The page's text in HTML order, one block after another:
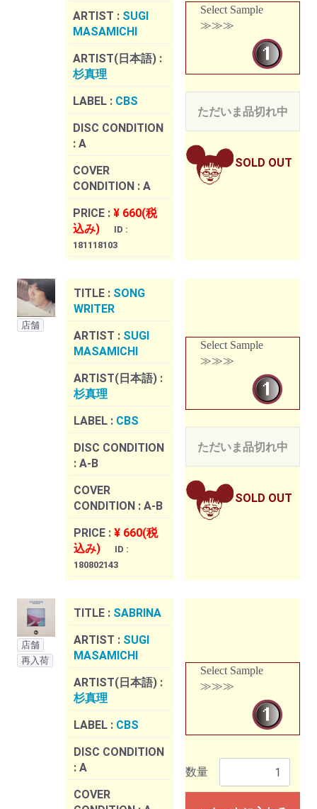
ARTIST : SUGI
MASAMICHI
ARTIST(日本語) :
杉真理
LABEL : CBS
DISC CONDITION
: A
COVER
CONDITION : A
PRICE : ¥ 660(税
込み)
ID :
181118103
Select Sample
≫≫≫
ただいま品切れ中
SOLD OUT
店舗
TITLE : SONG
WRITER
ARTIST : SUGI
MASAMICHI
ARTIST(日本語) :
杉真理
LABEL : CBS
DISC CONDITION
: A-B
COVER
CONDITION : A-B
PRICE : ¥ 660(税
込み)
ID :
180802143
Select Sample
≫≫≫
ただいま品切れ中
SOLD OUT
店舗
再入荷
TITLE : SABRINA
ARTIST : SUGI
MASAMICHI
ARTIST(日本語) :
杉真理
LABEL : CBS
DISC CONDITION
: A
COVER
Select Sample
≫≫≫
数量